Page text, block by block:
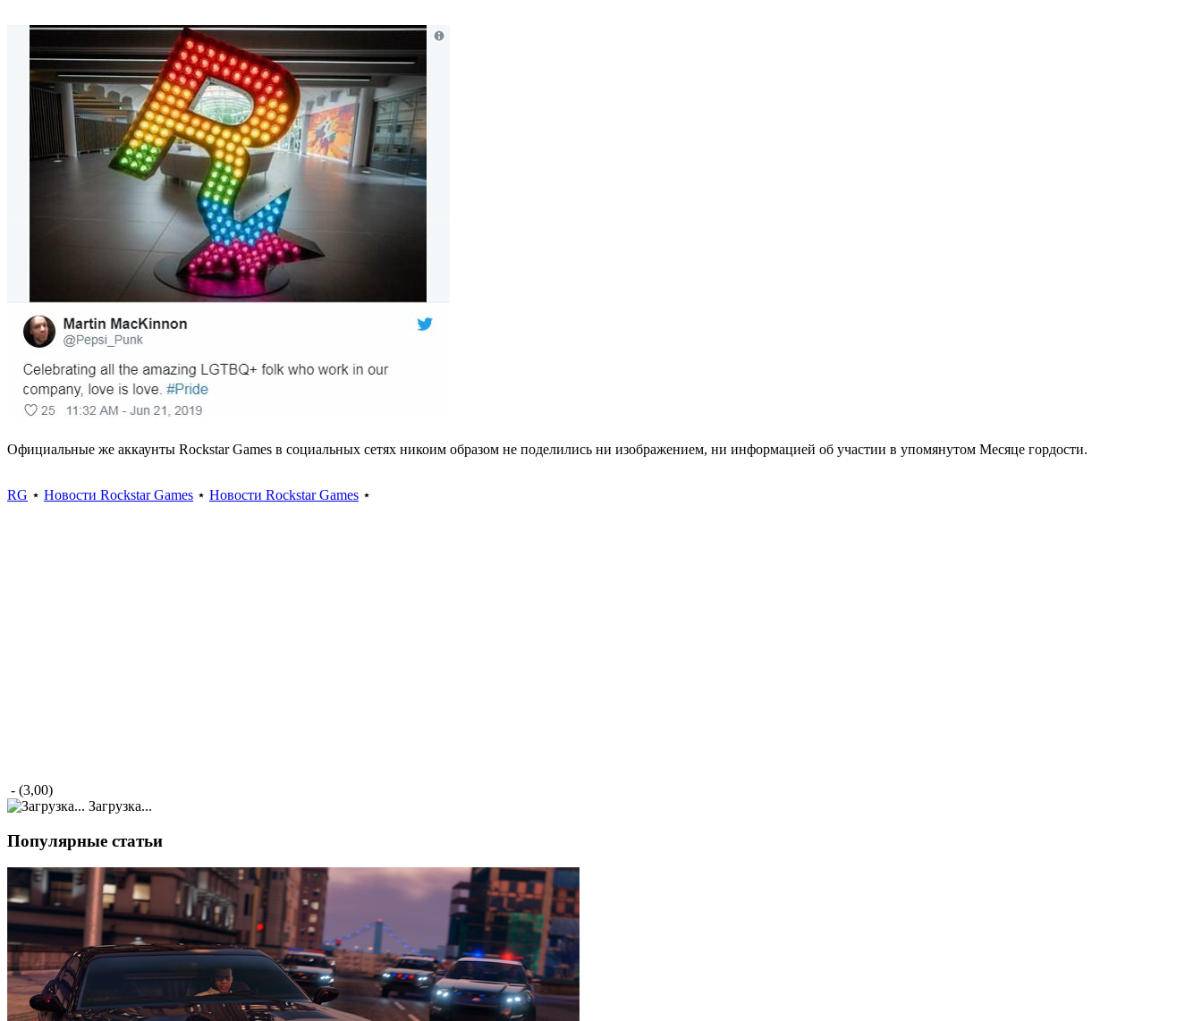
Официальные же аккаунты Rockstar Games в социальных сетях никоим образом не поделились ни изображением, ни информацией об участии в упомянутом Месяце гордости.
RG ⋆ Новости Rockstar Games ⋆ Новости Rockstar Games ⋆
- (3,00)
Загрузка...
Популярные статьи